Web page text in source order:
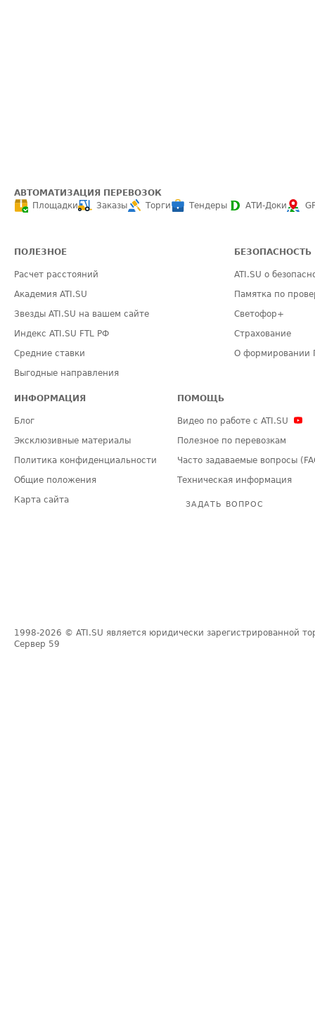
АВТОМАТИЗАЦИЯ ПЕРЕВОЗОК
Площадки
Заказы Торги Тендеры АТИ-Доки
ПОЛЕЗНОЕ
Расчет расстояний
Академия ATI.SU
Звезды ATI.SU на вашем сайте
Индекс ATI.SU FTL РФ
Средние ставки
Выгодные направления
БЕЗОПАСНОСТЬ
ATI.SU о
Памятка по
Светофор+
Страхование
О формировании
ИНФОРМАЦИЯ
Блог
Эксклюзивные материалы
Политика конфиденциальности
Общие положения
Карта сайта
ПОМОЩЬ
Видео по работе с ATI.SU
Полезное по перевозкам
Часто задаваемые вопросы
Техническая информация
ЗАДАТЬ ВОПРОС
1998-2026 © ATI.SU является юридически зарегистрированной
Сервер 59